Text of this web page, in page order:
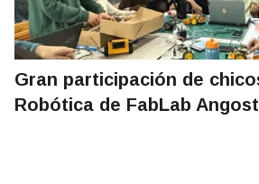
Gran participación de
Robótica de FabLab